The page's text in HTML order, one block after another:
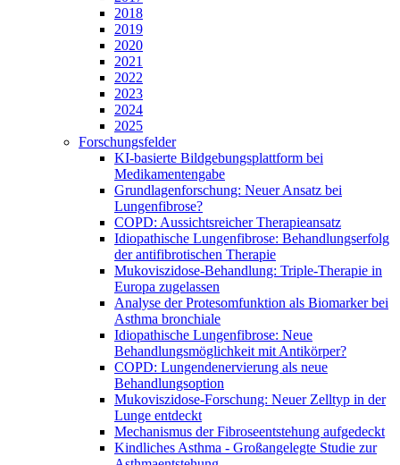
2018
2019
2020
2021
2022
2023
2024
2025
Forschungsfelder
KI-basierte Bildgebungsplattform bei
Medikamentengabe
Grundlagenforschung: Neuer Ansatz bei
Lungenfibrose?
COPD: Aussichtsreicher Therapieansatz
Idiopathische Lungenfibrose: Behandlungserfolg
der antifibrotischen Therapie
Mukoviszidose-Behandlung: Triple-Therapie in
Europa zugelassen
Analyse der Protesomfunktion als Biomarker bei
Asthma bronchiale
Idiopathische Lungenfibrose: Neue
Behandlungsmöglichkeit mit Antikörper?
COPD: Lungendenervierung als neue
Behandlungsoption
Mukoviszidose-Forschung: Neuer Zelltyp in der
Lunge entdeckt
Mechanismus der Fibroseentstehung aufgedeckt
Kindliches Asthma - Großangelegte Studie zur